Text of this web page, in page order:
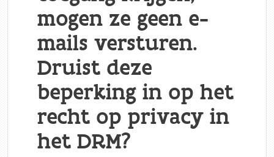
mogen ze geen e-
mails versturen.
Druist deze
beperking in op het
recht op privacy in
het DRM?